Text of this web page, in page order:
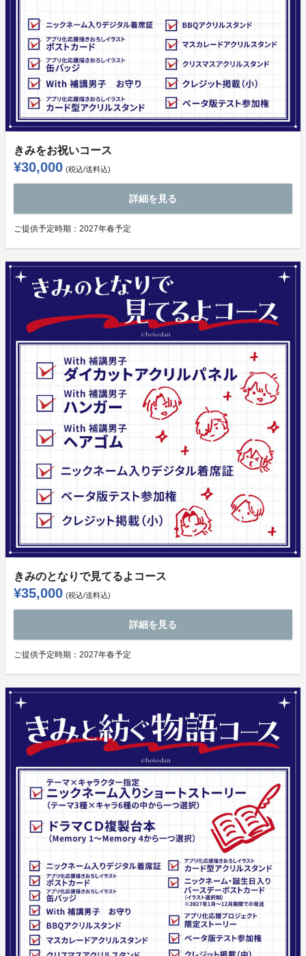
きみをお祝いコース
¥30,000 (税込/送料込)
詳細を見る
ご提供予定時期： 2027年春予定
きみのとなりで見てるよコース
¥35,000 (税込/送料込)
詳細を見る
ご提供予定時期： 2027年春予定